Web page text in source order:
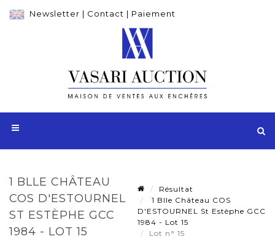
Newsletter | Contact | Paiement
1 BLLE CHÂTEAU
COS D'ESTOURNEL
ST ESTÈPHE GCC
1984 - LOT 15
Résultat
1 Blle Château COS
D'ESTOURNEL St Estèphe GCC
1984 - Lot 15
Lot n° 15